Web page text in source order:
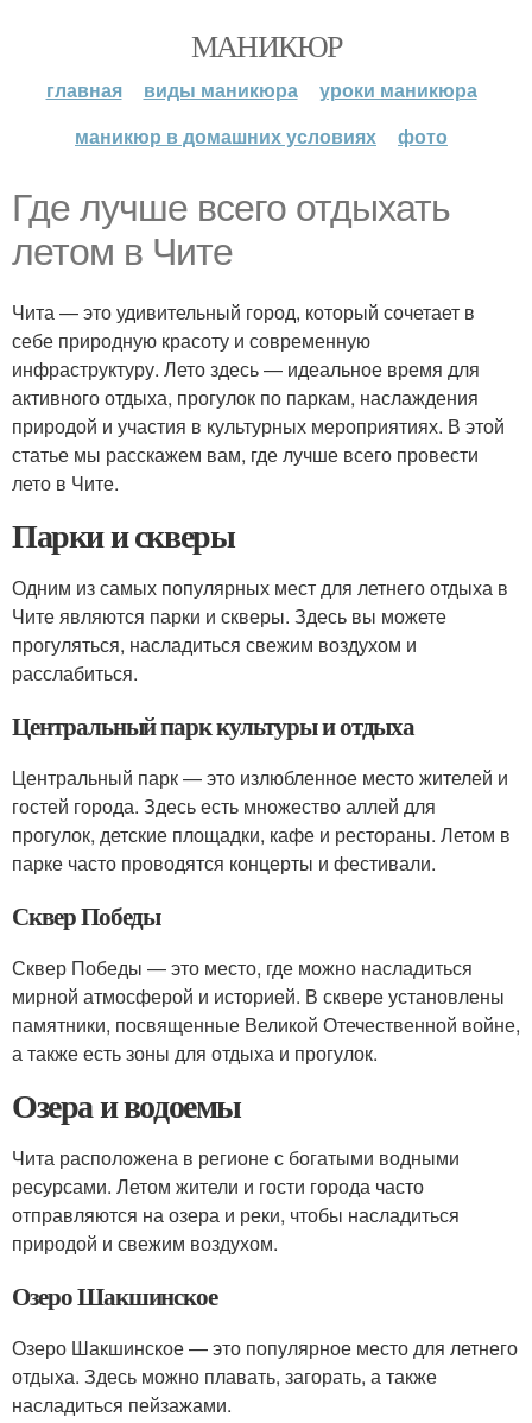
МАНИКЮР
главная виды маникюра
уроки маникюра
маникюр в домашних условиях
фото
Где лучше всего отдыхать
летом в Чите
Чита — это удивительный город, который сочетает в
себе природную красоту и современную
инфраструктуру. Лето здесь — идеальное время для
активного отдыха, прогулок по паркам, наслаждения
природой и участия в культурных мероприятиях. В этой
статье мы расскажем вам, где лучше всего провести
лето в Чите.
Парки и скверы
Одним из самых популярных мест для летнего отдыха в
Чите являются парки и скверы. Здесь вы можете
прогуляться, насладиться свежим воздухом и
расслабиться.
Центральный парк культуры и отдыха
Центральный парк — это излюбленное место жителей и
гостей города. Здесь есть множество аллей для
прогулок, детские площадки, кафе и рестораны. Летом в
парке часто проводятся концерты и фестивали.
Сквер Победы
Сквер Победы — это место, где можно насладиться
мирной атмосферой и историей. В сквере установлены
памятники, посвященные Великой Отечественной войне,
а также есть зоны для отдыха и прогулок.
Озера и водоемы
Чита расположена в регионе с богатыми водными
ресурсами. Летом жители и гости города часто
отправляются на озера и реки, чтобы насладиться
природой и свежим воздухом.
Озеро Шакшинское
Озеро Шакшинское — это популярное место для летнего
отдыха. Здесь можно плавать, загорать, а также
насладиться пейзажами.